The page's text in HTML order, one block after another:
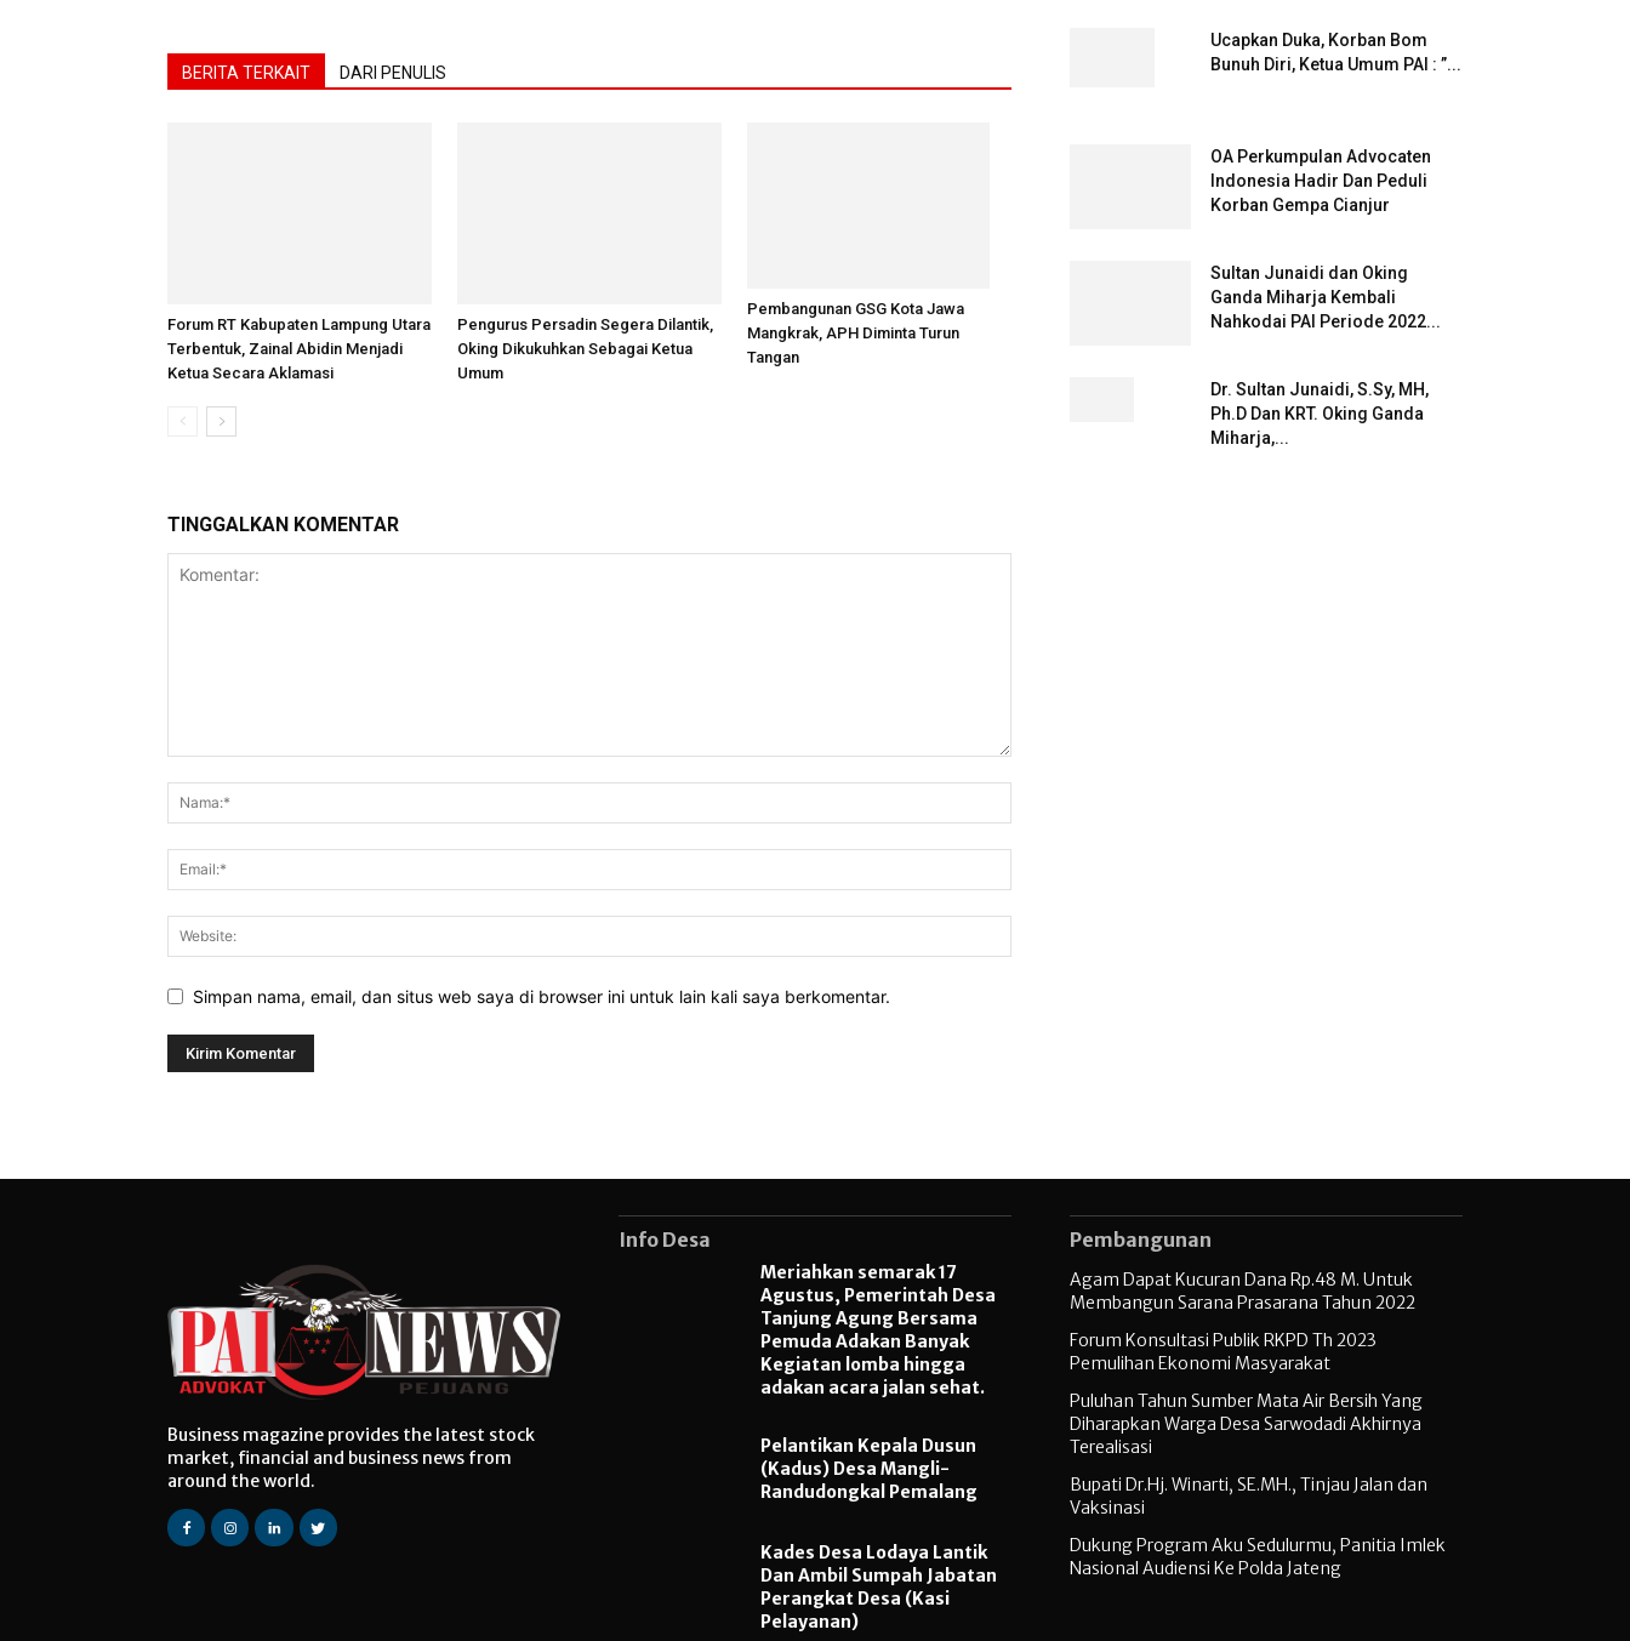
BERITA TERKAIT DARI PENULIS
Forum RT Kabupaten Lampung Utara
Terbentuk, Zainal Abidin Menjadi
Ketua Secara Aklamasi
Pengurus Persadin Segera Dilantik,
Oking Dikukuhkan Sebagai Ketua
Umum
Pembangunan GSG Kota Jawa
Mangkrak, APH Diminta Turun
Tangan
TINGGALKAN KOMENTAR
Simpan nama, email, dan situs web saya di browser ini untuk lain kali saya berkomentar.
Ucapkan Duka, Korban Bom
Bunuh Diri, Ketua Umum PAI : ”...
OA Perkumpulan Advocaten
Indonesia Hadir Dan Peduli
Korban Gempa Cianjur
Sultan Junaidi dan Oking
Ganda Miharja Kembali
Nahkodai PAI Periode 2022...
Dr. Sultan Junaidi, S.Sy, MH,
Ph.D Dan KRT. Oking Ganda
Miharja,...
Business magazine provides the latest stock
market, financial and business news from
around the world.
Info Desa
Meriahkan semarak 17
Agustus, Pemerintah Desa
Tanjung Agung Bersama
Pemuda Adakan Banyak
Kegiatan lomba hingga
adakan acara jalan sehat.
Pelantikan Kepala Dusun
(Kadus) Desa Mangli-
Randudongkal Pemalang
Kades Desa Lodaya Lantik
Dan Ambil Sumpah Jabatan
Perangkat Desa (Kasi
Pelayanan)
Pembangunan
Agam Dapat Kucuran Dana Rp.48 M. Untuk
Membangun Sarana Prasarana Tahun 2022
Forum Konsultasi Publik RKPD Th 2023
Pemulihan Ekonomi Masyarakat
Puluhan Tahun Sumber Mata Air Bersih Yang
Diharapkan Warga Desa Sarwodadi Akhirnya
Terealisasi
Bupati Dr.Hj. Winarti, SE.MH., Tinjau Jalan dan
Vaksinasi
Dukung Program Aku Sedulurmu, Panitia Imlek
Nasional Audiensi Ke Polda Jateng